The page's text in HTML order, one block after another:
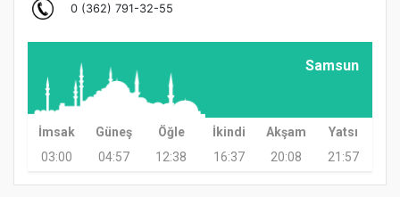
Samsun
İmsak Güneş Öğle İkindi Akşam
Yatsı
03:00
04:57 12:38 16:37 20:08 21:57